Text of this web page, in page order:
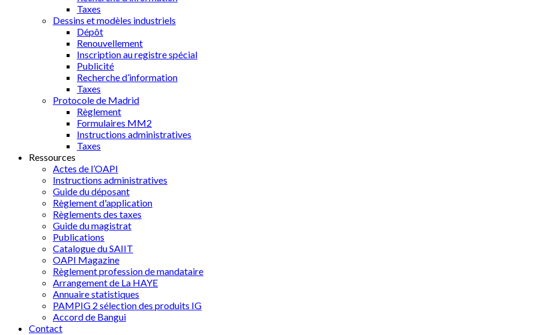
Taxes
Dessins et modèles industriels
Dépôt
Renouvellement
Inscription au registre spécial
Publicité
Recherche d’information
Taxes
Protocole de Madrid
Règlement
Formulaires MM2
Instructions administratives
Taxes
Ressources
Actes de l’OAPI
Instructions administratives
Guide du déposant
Règlement d'application
Règlements des taxes
Guide du magistrat
Publications
Catalogue du SAIIT
OAPI Magazine
Règlement profession de mandataire
Arrangement de La HAYE
Annuaire statistiques
PAMPIG 2 sélection des produits IG
Accord de Bangui
Contact